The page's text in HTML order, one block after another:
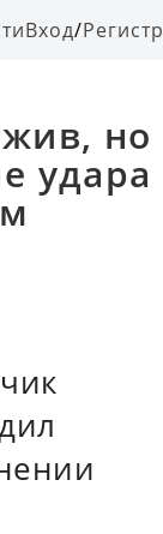
Вход/
но
удара